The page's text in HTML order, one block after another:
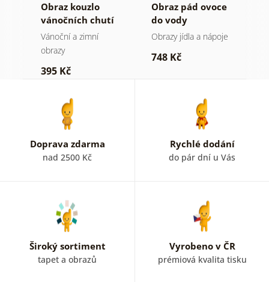
Obraz kouzlo
vánočních chutí
Vánoční a zimní
obrazy
395 Kč
Obraz pád ovoce
do vody
Obrazy jídla a nápoje
748 Kč
Doprava zdarma
nad 2500 Kč
Rychlé dodání
do pár dní u Vás
Široký sortiment
tapet a obrazů
Vyrobeno v ČR
prémiová kvalita tisku